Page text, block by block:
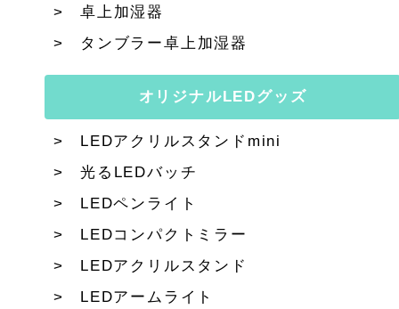
卓上加湿器
タンブラー卓上加湿器
オリジナルLEDグッズ
LEDアクリルスタンドmini
光るLEDバッチ
LEDペンライト
LEDコンパクトミラー
LEDアクリルスタンド
LEDアームライト